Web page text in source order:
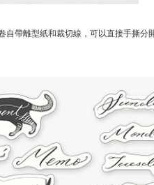
自帶離型紙和裁切線，可以直接手撕分